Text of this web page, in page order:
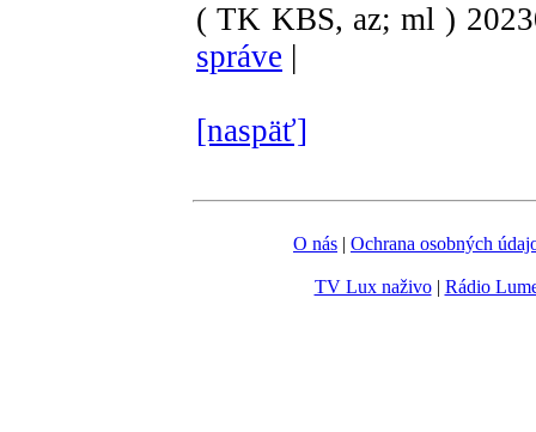
( TK KBS, az; ml )
správe |
[naspäť]
O nás | Ochrana osobných
TV Lux naživo| Rádio